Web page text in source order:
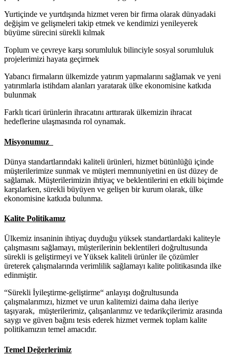
Yurtiçinde ve yurtdışında hizmet veren bir firma olarak dünyadaki
değişim ve gelişmeleri takip etmek ve kendimizi yenileyerek
büyüme sürecini sürekli kılmak
Toplum ve çevreye karşı sorumluluk bilinciyle sosyal sorumluluk
projelerimizi hayata geçirmek
Yabancı firmaların ülkemizde yatırım yapmalarını sağlamak ve yeni
yatırımlarla istihdam alanları yaratarak ülke ekonomisine katkıda
bulunmak
Farklı ticari ürünlerin ihracatını arttırarak ülkemizin ihracat
hedeflerine ulaşmasında rol oynamak.
Misyonumuz
Dünya standartlarındaki kaliteli ürünleri, hizmet bütünlüğü içinde
müşterilerimize sunmak ve müşteri memnuniyetini en üst düzey de
sağlamak. Müşterilerimizin ihtiyaç ve beklentilerini en etkili biçimde
karşılarken, sürekli büyüyen ve gelişen bir kurum olarak, ülke
ekonomisine katkıda bulunma.
Kalite Politikamız
Ülkemiz insaninin ihtiyaç duyduğu yüksek standartlardaki kaliteyle
çalışmasını sağlamayı, müşterilerinin beklentileri doğrultusunda
sürekli is geliştirmeyi ve Yüksek kaliteli ürünler ile çözümler
üreterek çalışmalarında verimlilik sağlamayı kalite politikasında ilke
edinmiştir.
“Sürekli İyileştirme-geliştirme“ anlayışı doğrultusunda
çalışmalarımızı, hizmet ve urun kalitemizi daima daha ileriye
taşıyarak, müşterilerimiz, çalışanlarımız ve tedarikçilerimiz arasında
saygı ve güven bağını tesis ederek hizmet vermek toplam kalite
politikamızın temel amacıdır.
Temel Değerlerimiz